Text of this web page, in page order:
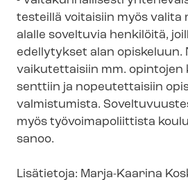
tes­teil­lä voitaisiin myös valita
alalle soveltuvia henkilöitä,
edellytykset alan opiskeluun.
vaikutettaisiin mm.
sent­tiin ja nopeutettaisiin
valmistumista.
myös työ­voi­ma­po­liit­tis­ta
sanoo.
Lisätietoja: Marja-Kaarina